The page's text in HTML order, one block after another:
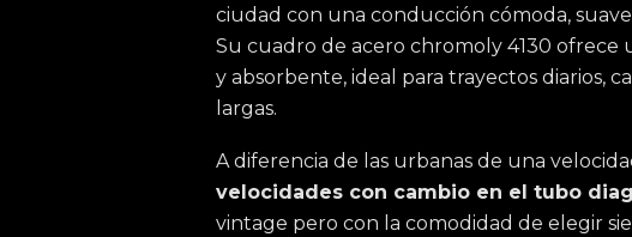
ciudad con una conducción cómoda,
Su cuadro de acero chromoly 4130 ofrece
y absorbente, ideal para trayectos diarios,
largas.
A diferencia de las urbanas de una
velocidades con cambio en el tubo
vintage pero con la comodidad de elegir